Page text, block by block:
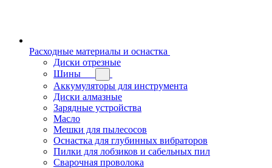
Расходные материалы и оснастка
Диски отрезные
Шины
Аккумуляторы для инструмента
Диски алмазные
Зарядные устройства
Масло
Мешки для пылесосов
Оснастка для глубинных вибраторов
Пилки для лобзиков и сабельных пил
Сварочная проволока